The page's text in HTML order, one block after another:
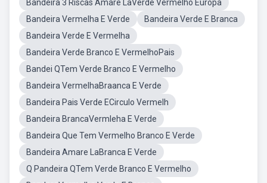
Bandeira 3 Riscas Amare LaVerde Vermelho Europa
Bandeira Vermelha E Verde
Bandeira Verde E Branca
Bandeira Verde E Vermelha
Bandeira Verde Branco E VermelhoPais
Bandei QTem Verde Branco E Vermelho
Bandeira VermelhaBraanca E Verde
Bandeira Pais Verde ECirculo Vermelh
Bandeira BrancaVermleha E Verde
Bandeira Que Tem Vermelho Branco E Verde
Bandeira Amare LaBranca E Verde
Q Pandeira QTem Verde Branco E Vermelho